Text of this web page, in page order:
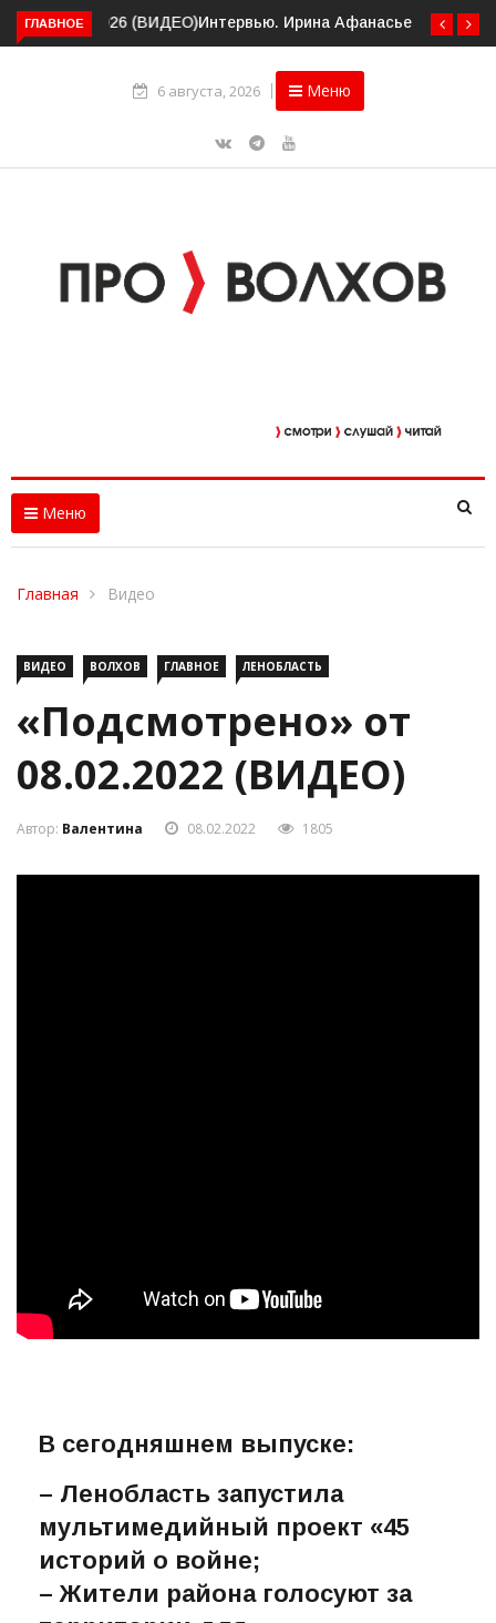
ГЛАВНОЕ
Интервью. Ирина Афанасьева о социальном контракте
6 августа, 2026
ВИДЕО ВОЛХОВ ГЛАВНОЕ ЛЕНОБЛАСТЬ
«Подсмотрено» от
08.02.2022 (ВИДЕО)
Автор:Валентина 08.02.2022 1805
В сегодняшнем выпуске:
– Ленобласть запустила
мультимедийный проект «45
историй о войне;